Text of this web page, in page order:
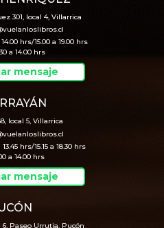
301, local 4, Villarrica
hrs/15.00 a 19.00 hrs
a 14.00 hrs
mensaje
local 5, Villarrica
hrs/15.15 a 18.30 hrs
a 14.00 hrs
mensaje
6, Paseo Urrutia, Pucón